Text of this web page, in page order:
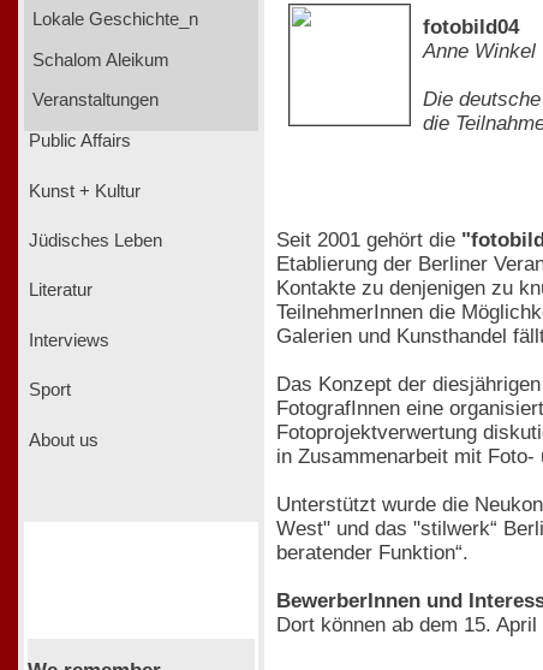
Lokale Geschichte_n
Schalom Aleikum
Veranstaltungen
Public Affairs
Kunst + Kultur
Jüdisches Leben
Literatur
Interviews
Sport
About us
fotobild04
Anne Winkel
Die
die
Seit 2001 gehört die
Etablierung der Berliner
Kontakte zu denjenigen zu
TeilnehmerInnen die
Galerien und Kunsthandel
Das Konzept der
FotografInnen eine
Fotoprojektverwertung
in Zusammenarbeit mit
Unterstützt wurde die
West" und das "stilwerk“
beratender Funktion“.
BewerberInnen und
Dort können ab dem 15.